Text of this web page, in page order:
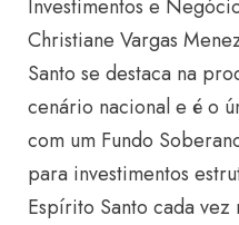
Investimentos e
Christiane Vargas
Santo se destaca na
cenário nacional e é o
com um Fundo
para investimentos
Espírito Santo cada